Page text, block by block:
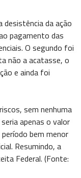
desistência da ação
pagamento das
O segundo foi
não a acatasse, o
e ainda foi
sem nenhuma
apenas o valor
bem menor
Resumindo, a
Federal. (Fonte: